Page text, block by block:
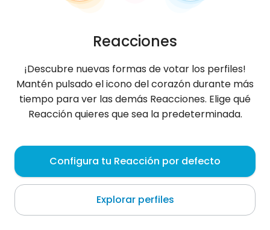
Sonia,
Łódź
27 mam lat urodziny 6 lipca . rocznik 1999 1.,62
Reacciones
¡Descubre nuevas formas de votar los perfiles!
Mantén pulsado el icono del corazón durante más
tiempo para ver las demás Reacciones. Elige qué
Reacción quieres que sea la predeterminada.
Configura tu Reacción por defecto
Explorar perfiles